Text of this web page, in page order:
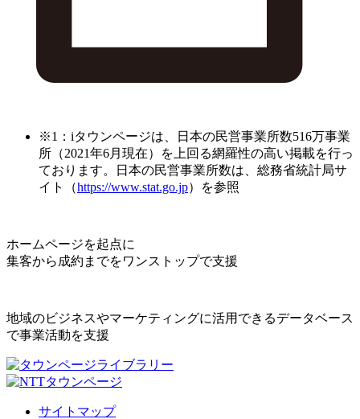
※1：iタウンページは、日本の民営事業所数516万事業
所（2021年6月現在）を上回る網羅性の高い掲載を行っ
ております。日本の民営事業所数は、総務省統計局サ
イト（https://www.stat.go.jp）を参照
ホームページを起点に
集客から成約までをワンストップで支援
地域のビジネスやマーケティングに活用できるデータベース
で事業活動を支援
サイトマップ